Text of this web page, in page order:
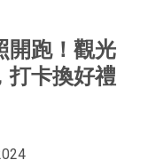
開跑！觀光
打卡換好禮